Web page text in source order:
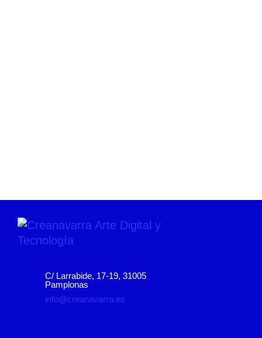
C/ Larrabide, 17-19, 31005
Pamplonas
info@creanavarra.es